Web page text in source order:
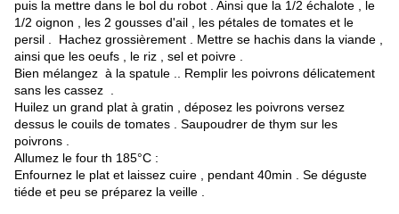
puis la mettre dans le bol du robot . Ainsi que la 1/2 échalote , le
1/2 oignon , les 2 gousses d'ail , les pétales de tomates et le
persil . Hachez grossièrement . Mettre se hachis dans la viande ,
ainsi que les oeufs , le riz , sel et poivre .
Bien mélangez à la spatule .. Remplir les poivrons délicatement
sans les cassez .
Huilez un grand plat à gratin , déposez les poivrons versez
dessus le couils de tomates . Saupoudrer de thym sur les
poivrons .
Allumez le four th 185°C :
Enfournez le plat et laissez cuire , pendant 40min . Se déguste
tiéde et peu se préparez la veille .